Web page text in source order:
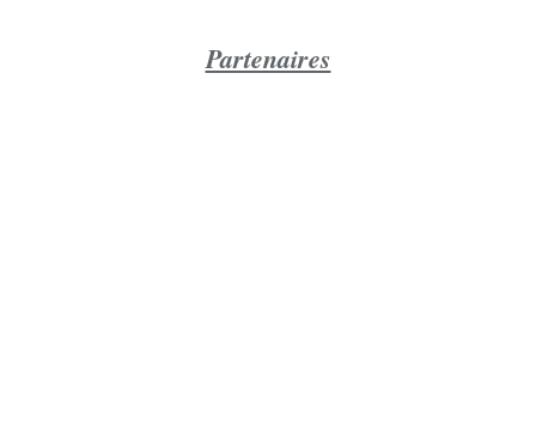
Partenaires